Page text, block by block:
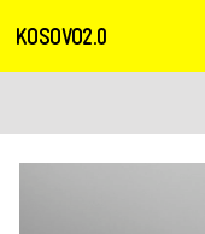
KOSOVO2.0